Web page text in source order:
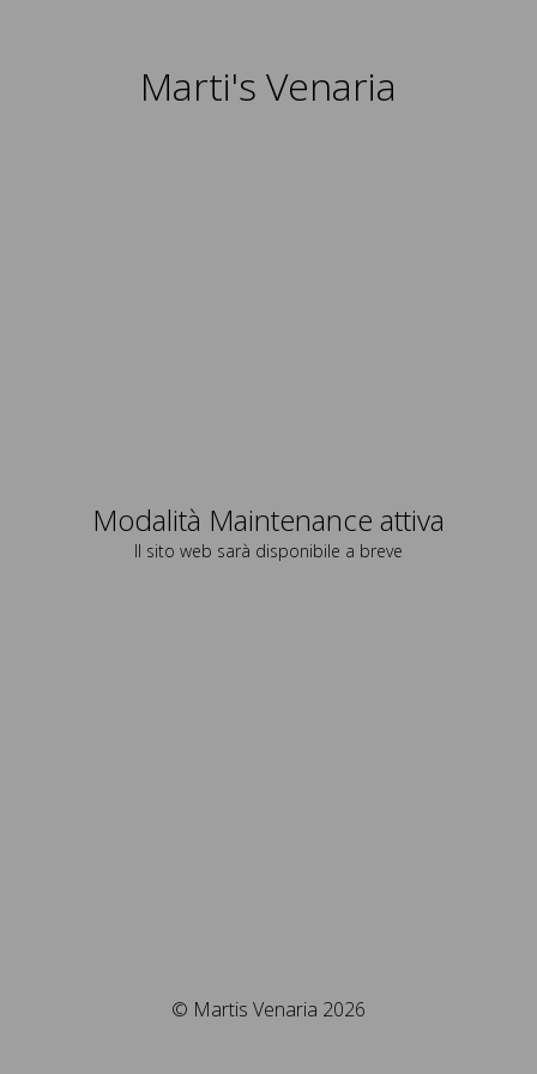
Marti's Venaria
Modalità Maintenance attiva
Il sito web sarà disponibile a breve
© Martis Venaria 2026